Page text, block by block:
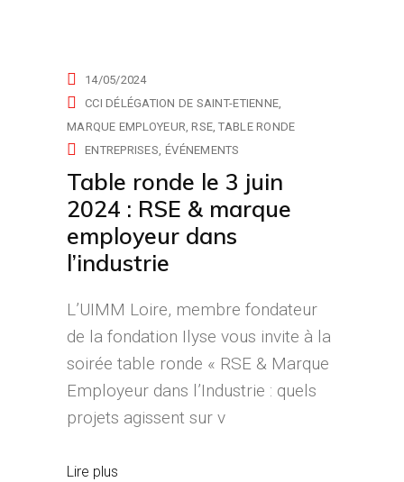
14/05/2024
CCI DÉLÉGATION DE SAINT-ETIENNE
MARQUE EMPLOYEUR RSE TABLE RONDE
ENTREPRISES ÉVÉNEMENTS
Table ronde le 3 juin
2024 : RSE & marque
employeur dans
l’industrie
L’UIMM Loire, membre fondateur
de la fondation Ilyse vous invite à la
soirée table ronde « RSE & Marque
Employeur dans l’Industrie : quels
projets agissent sur v
Lire plus